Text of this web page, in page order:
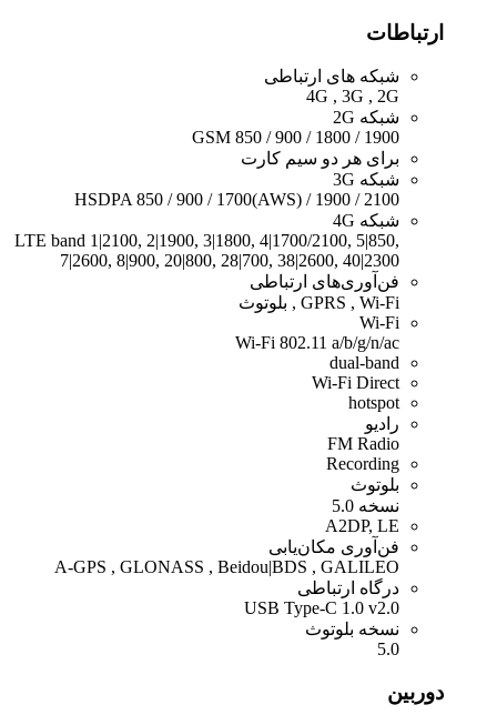
ارتباطات
شبکه های ارتباطی
4G , 3G , 2G
شبکه 2G
GSM 850 / 900 / 1800 / 1900
برای هر دو سیم کارت
شبکه 3G
HSDPA 850 / 900 / 1700(AWS) / 1900 / 2100
شبکه 4G
LTE band 1|2100, 2|1900, 3|1800, 4|1700/2100, 5|850,
7|2600, 8|900, 20|800, 28|700, 38|2600, 40|2300
فن‌آوری‌های ارتباطی
GPRS , Wi-Fi , بلوتوث
Wi-Fi
Wi-Fi 802.11 a/b/g/n/ac
dual-band
Wi-Fi Direct
hotspot
رادیو
FM Radio
Recording
بلوتوث
نسخه 5.0
A2DP, LE
فن‌آوری مکان‌یابی
A-GPS , GLONASS , Beidou|BDS , GALILEO
درگاه ارتباطی
USB Type-C 1.0 v2.0
نسخه بلوتوث
5.0
دوربین